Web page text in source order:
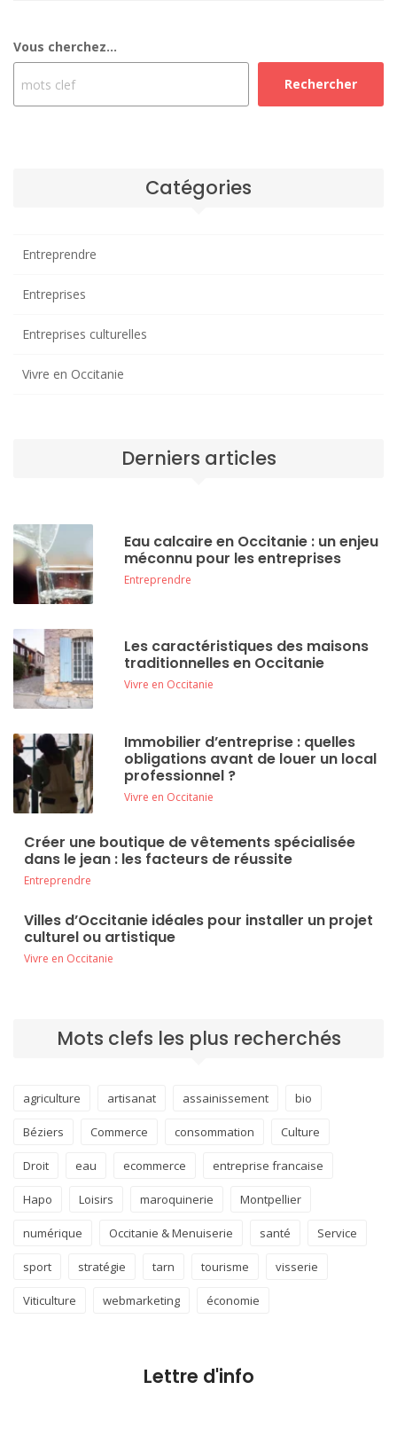
Vous cherchez...
Rechercher
Catégories
Entreprendre
Entreprises
Entreprises culturelles
Vivre en Occitanie
Derniers articles
Eau calcaire en Occitanie : un enjeu
méconnu pour les entreprises
Entreprendre
Les caractéristiques des maisons
traditionnelles en Occitanie
Vivre en Occitanie
Immobilier d’entreprise : quelles
obligations avant de louer un local
professionnel ?
Vivre en Occitanie
Créer une boutique de vêtements spécialisée
dans le jean : les facteurs de réussite
Entreprendre
Villes d’Occitanie idéales pour installer un projet
culturel ou artistique
Vivre en Occitanie
Mots clefs les plus recherchés
agriculture artisanat assainissement bio
Béziers Commerce consommation Culture
Droit eau ecommerce entreprise francaise
Hapo Loisirs maroquinerie Montpellier
numérique Occitanie & Menuiserie santé Service
sport stratégie tarn tourisme visserie
Viticulture webmarketing économie
Lettre d'info